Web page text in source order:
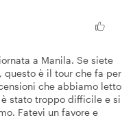
a Manila. Se siete
è il tour che fa per
che abbiamo letto
stato troppo difficile e si
Fatevi un favore e